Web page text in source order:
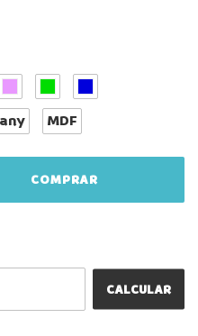
MDF
CALCULAR